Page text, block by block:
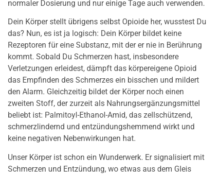
normaler Dosierung und nur einige Tage auch verwenden.
Dein Körper stellt übrigens selbst Opioide her, wusstest Du
das? Nun, es ist ja logisch: Dein Körper bildet keine
Rezeptoren für eine Substanz, mit der er nie in Berührung
kommt. Sobald Du Schmerzen hast, insbesondere
Verletzungen erleidest, dämpft das körpereigene Opioid
das Empfinden des Schmerzes ein bisschen und mildert
den Alarm. Gleichzeitig bildet der Körper noch einen
zweiten Stoff, der zurzeit als Nahrungsergänzungsmittel
beliebt ist: Palmitoyl-Ethanol-Amid, das zellschützend,
schmerzlindernd und entzündungshemmend wirkt und
keine negativen Nebenwirkungen hat.
Unser Körper ist schon ein Wunderwerk. Er signalisiert mit
Schmerzen und Entzündung, wo etwas aus dem Gleis